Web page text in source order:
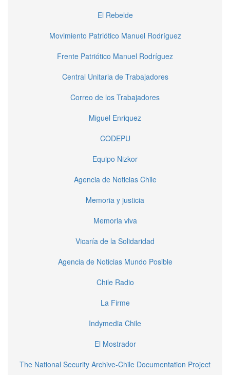
El Rebelde
Movimiento Patriótico Manuel Rodríguez
Frente Patriótico Manuel Rodríguez
Central Unitaria de Trabajadores
Correo de los Trabajadores
Miguel Enriquez
CODEPU
Equipo Nizkor
Agencia de Noticias Chile
Memoria y justicia
Memoria viva
Vicaría de la Solidaridad
Agencia de Noticias Mundo Posible
Chile Radio
La Firme
Indymedia Chile
El Mostrador
The National Security Archive-Chile Documentation Project